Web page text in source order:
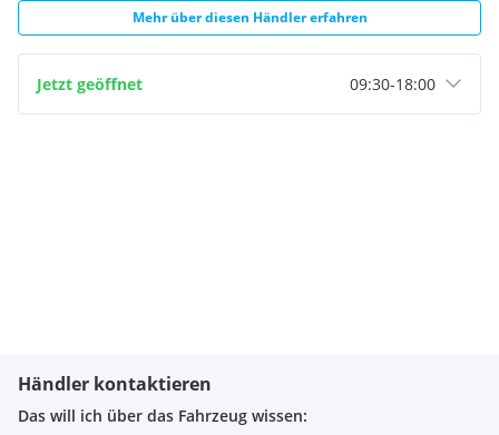
Mehr über diesen Händler erfahren
Jetzt geöffnet 09:30-18:00
Händler kontaktieren
Das will ich über das Fahrzeug wissen: